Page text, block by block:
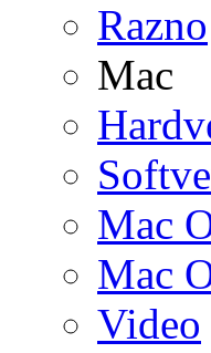
Razno
Mac
Mac
Mac
Video